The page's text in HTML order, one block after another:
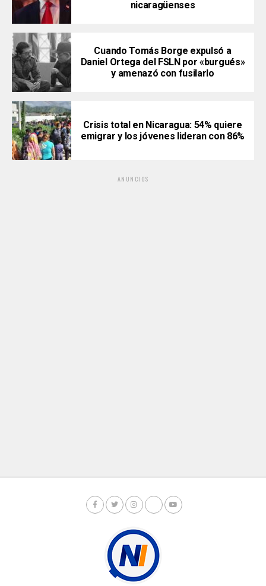
nicaragüenses
Cuando Tomás Borge expulsó a
Daniel Ortega del FSLN por «burgués»
y amenazó con fusilarlo
Crisis total en Nicaragua: 54% quiere
emigrar y los jóvenes lideran con 86%
ANUNCIOS